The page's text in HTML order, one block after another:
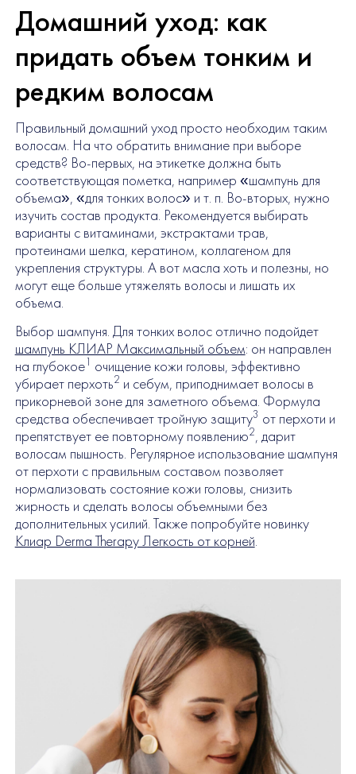
Домашний уход: как
придать объем тонким и
редким волосам
Правильный домашний уход просто необходим таким
волосам. На что обратить внимание при выборе
средств? Во-первых, на этикетке должна быть
соответствующая пометка, например «шампунь для
объема», «для тонких волос» и т. п. Во-вторых, нужно
изучить состав продукта. Рекомендуется выбирать
варианты с витаминами, экстрактами трав,
протеинами шелка, кератином, коллагеном для
укрепления структуры. А вот масла хоть и полезны, но
могут еще больше утяжелять волосы и лишать их
объема.
Выбор шампуня. Для тонких волос отлично подойдет
шампунь КЛИАР Максимальный объем: он направлен
на глубокое1 очищение кожи головы, эффективно
убирает перхоть2 и себум, приподнимает волосы в
прикорневой зоне для заметного объема. Формула
средства обеспечивает тройную защиту3 от перхоти и
препятствует ее повторному появлению2, дарит
волосам пышность. Регулярное использование шампуня
от перхоти с правильным составом позволяет
нормализовать состояние кожи головы, снизить
жирность и сделать волосы объемными без
дополнительных усилий. Также попробуйте новинку
Клиар Derma Therapy Легкость от корней.